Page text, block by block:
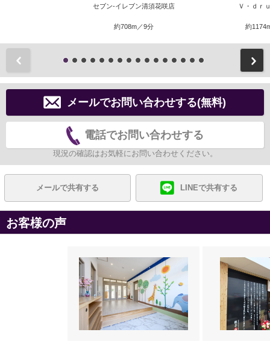
セブン-イレブン清須花咲店
約708m／9分
Ｖ・ｄｒ
約
メールでお問い合わせする(無料)
電話でお問い合わせする
現況の確認はお気軽にお問い合わせください。
メールで共有する LINEで共有する
お客様の声